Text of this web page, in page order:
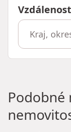
Podobné